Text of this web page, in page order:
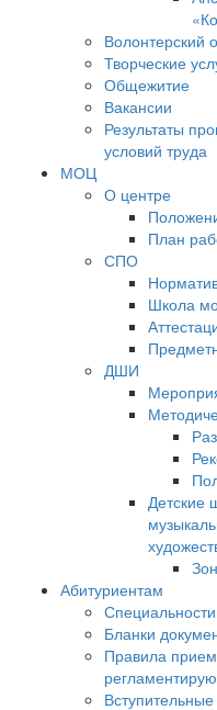
Волонтерский
Творческие
Общежитие
Вакансии
Результаты
условий труда
МОЦ
О центре
План
СПО
Школа
ДШИ
Детские
Абитуриентам
Специальности
Бланки
Правила